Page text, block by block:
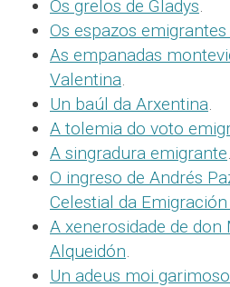
Os grelos de Gladys.
Os espazos
As empanadas
Valentina.
Un baúl da Arxentina.
A tolemia do voto
A singradura emigrante.
O ingreso de Andrés
Celestial da
A xenerosidade de don
Alqueidón.
Un adeus moi